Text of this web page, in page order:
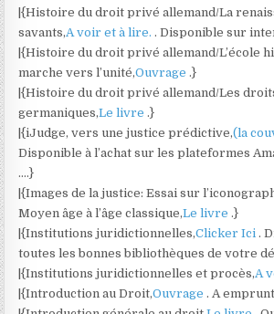
|{Histoire du droit privé allemand/La
savants,A voir et à lire.. Disponible sur
|{Histoire du droit privé allemand/L’école
marche vers l’unité,Ouvrage.}
|{Histoire du droit privé allemand/Les
germaniques,Le livre.}
|{iJudge, vers une justice prédictive,(la
Disponible à l’achat sur les plateformes
….}
|{Images de la justice: Essai sur
Moyen âge à l’âge classique,Le livre.}
|{Institutions juridictionnelles,Clicker Ici.
toutes les bonnes bibliothèques de votre
|{Institutions juridictionnelles et procès,A
|{Introduction au Droit,Ouvrage. A